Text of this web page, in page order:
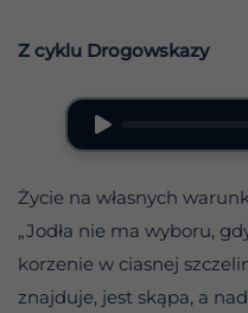
Z cyklu Drogowskazy
Życie na własnych
„Jodła nie ma wyboru,
korzenie w ciasnej
znajduje, jest skąpa, a